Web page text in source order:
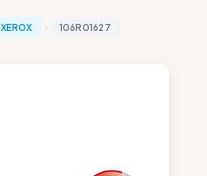
XEROX 106R01627